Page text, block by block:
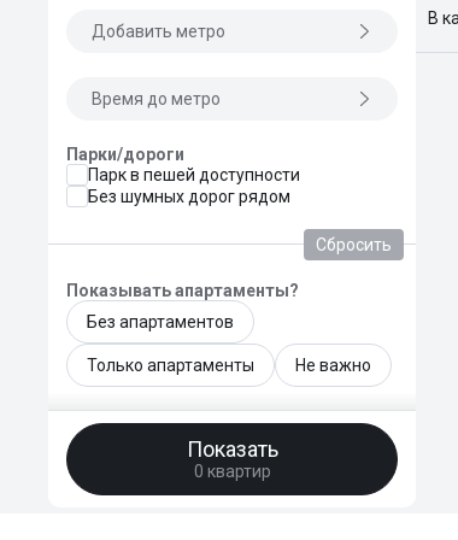
Добавить метро
Время до метро
Парки/дороги
Парк в пешей доступности
Без шумных дорог рядом
Сбросить
Показывать апартаменты?
Без апартаментов
Только апартаменты Не важно
Общая площадь, м²
—
Показать
0 квартир
В